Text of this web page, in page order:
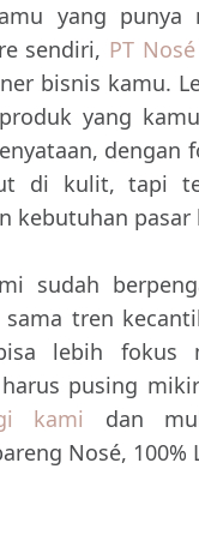
yang punya
sendiri, PT
bisnis kamu.
yang
dengan
di kulit, tapi
kebutuhan pasar
sudah
tren
lebih fokus
pusing
kami dan
Nosé, 100%